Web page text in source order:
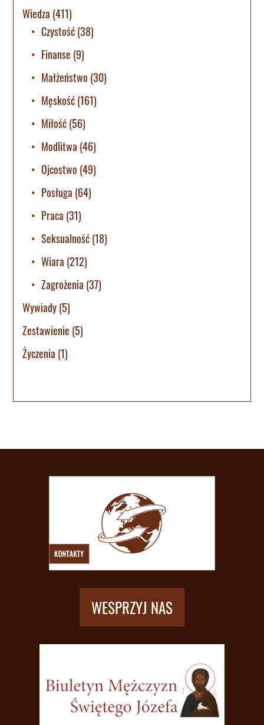
Wiedza (411)
Czystość(38)
Finanse (9)
Małżeństwo (30)
Męskość(161)
Miłość(56)
Modlitwa (46)
Ojcostwo (49)
Posługa (64)
Praca (31)
Seksualność(18)
Wiara (212)
Zagrożenia (37)
Wywiady(5)
Zestawienie (5)
Życzenia (1)
WESPRZYJ NAS